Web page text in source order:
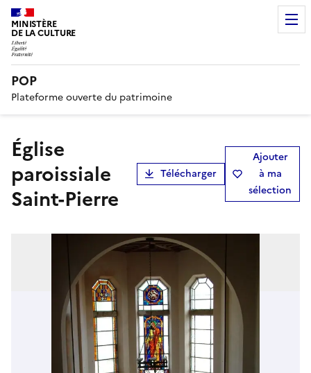
MINISTÈRE
DE LA CULTURE
POP
Plateforme ouverte du patrimoine
Église
paroissiale
Saint-Pierre
Télécharger
Ajouter
à ma
sélection